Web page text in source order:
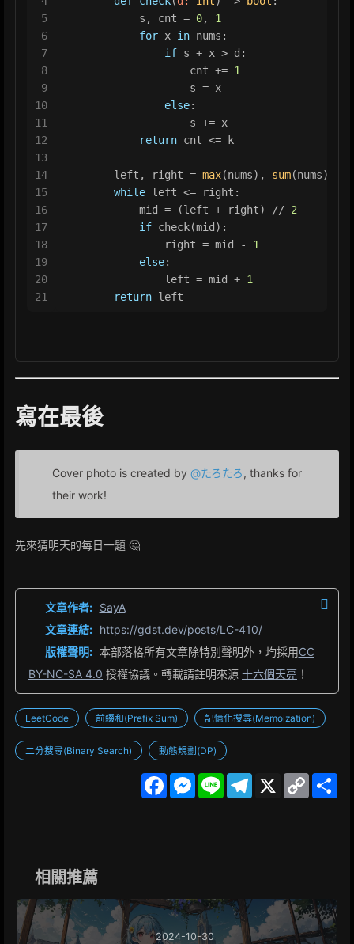
5
6
7
8
9
10
11
12
13
14
15
16
17
18
19
20
21
            s, cnt =
0, 1
for x in nums:
if s + x > d:
                    cnt +=
1
                    s = x
else:
                    s += x
return cnt <= k
        left, right =
max(nums), sum(nums)
while left <= right:
            mid = (left + right) //
2
if check(mid):
                right = mid -
1
else:
                left = mid +
1
return left
寫在最後
Cover photo is created by @たろたろ, thanks for
their work!
先來猜明天的每日一題 🤔
文章作者: SayA
文章連結: https://gdst.dev/posts/LC-410/
版權聲明: 本部落格所有文章除特別聲明外，均採用CC
BY-NC-SA 4.0 授權協議。轉載請註明來源 十六個天亮 ！
LeetCode 前綴和(Prefix Sum) 記憶化搜尋(Memoization)
二分搜尋(Binary Search) 動態規劃(DP)
F
M
L
X
C
相關推薦
2024-10-30